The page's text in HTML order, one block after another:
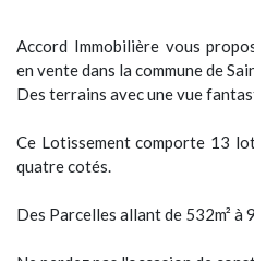
Accord Immobilière vous
en vente dans la commune de
Des terrains avec une vue
Ce Lotissement comporte 13
quatre cotés.
Des Parcelles allant de 532m² à